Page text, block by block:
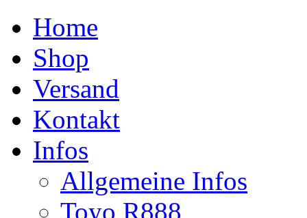
Home
Shop
Versand
Kontakt
Infos
Allgemeine Infos
Toyo R888